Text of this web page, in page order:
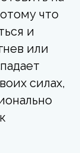
что
и
или
силах,